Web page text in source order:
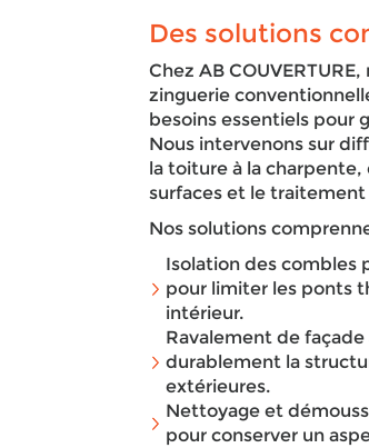
Des solutions
Chez AB
zinguerie
besoins essentiels pour
Nous intervenons sur
la toiture à la
surfaces et le
Nos solutions
Isolation des combles
pour limiter les ponts
intérieur.
Ravalement de
durablement la
extérieures.
Nettoyage et
pour conserver un